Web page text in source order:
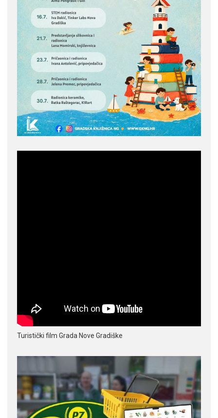
Turistički film Grada Nove Gradiške